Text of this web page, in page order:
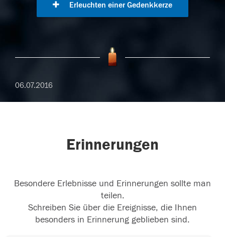
Erleuchten einer Gedenkkerze
06.07.2016
Erinnerungen
Besondere Erlebnisse und Erinnerungen sollte man
teilen.
Schreiben Sie über die Ereignisse, die Ihnen
besonders in Erinnerung geblieben sind.